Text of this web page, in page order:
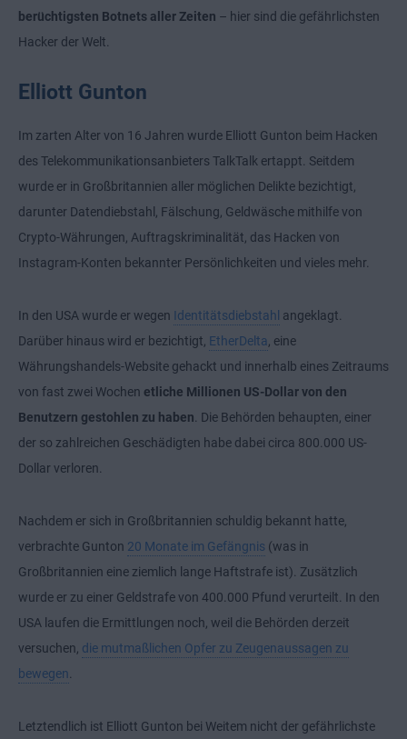
berüchtigsten Botnets aller Zeiten – hier sind die gefährlichsten
Hacker der Welt.
Elliott Gunton
Im zarten Alter von 16 Jahren wurde Elliott Gunton beim Hacken
des Telekommunikationsanbieters TalkTalk ertappt. Seitdem
wurde er in Großbritannien aller möglichen Delikte bezichtigt,
darunter Datendiebstahl, Fälschung, Geldwäsche mithilfe von
Crypto-Währungen, Auftragskriminalität, das Hacken von
Instagram-Konten bekannter Persönlichkeiten und vieles mehr.
In den USA wurde er wegen Identitätsdiebstahl angeklagt.
Darüber hinaus wird er bezichtigt, EtherDelta, eine
Währungshandels-Website gehackt und innerhalb eines Zeitraums
von fast zwei Wochen etliche Millionen US-Dollar von den
Benutzern gestohlen zu haben. Die Behörden behaupten, einer
der so zahlreichen Geschädigten habe dabei circa 800.000 US-
Dollar verloren.
Nachdem er sich in Großbritannien schuldig bekannt hatte,
verbrachte Gunton 20 Monate im Gefängnis (was in
Großbritannien eine ziemlich lange Haftstrafe ist). Zusätzlich
wurde er zu einer Geldstrafe von 400.000 Pfund verurteilt. In den
USA laufen die Ermittlungen noch, weil die Behörden derzeit
versuchen, die mutmaßlichen Opfer zu Zeugenaussagen zu
bewegen.
Letztendlich ist Elliott Gunton bei Weitem nicht der gefährlichste